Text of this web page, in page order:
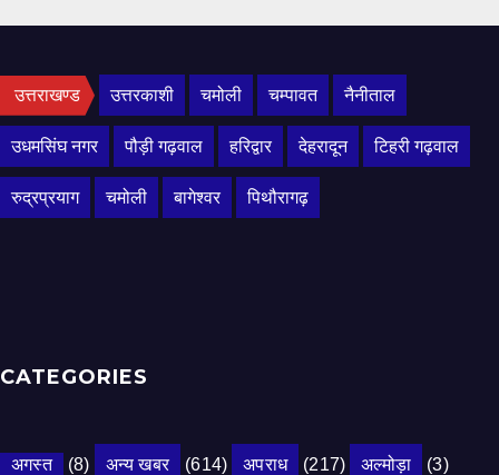
उत्तराखण्ड उत्तरकाशी चमोली चम्पावत नैनीताल
उधमसिंघ नगर पौड़ी गढ़वाल हरिद्वार देहरादून टिहरी गढ़वाल
रुद्रप्रयाग चमोली बागेश्वर पिथौरागढ़
CATEGORIES
अगस्त (8) अन्य खबर (614) अपराध (217) अल्मोड़ा (3)